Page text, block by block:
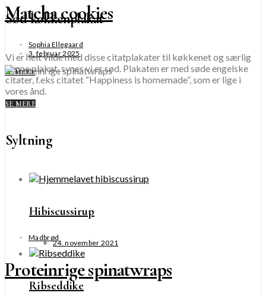
Sød køkkenplakat
Vi er helt vilde med disse citatplakater til køkkenet og særlig
denne plakat, synes vi er sød. Plakaten er med søde engelske
citater, f.eks citatet “Happiness is homemade”, som er lige i
vores ånd.
SE MERE
Syltning
Hibiscussirup
24. november 2021
Ribseddike
Matcha cookies
Sophia Ellegaard
3. februar 2025
SE MERE
Madbrød
Proteinrige spinatwraps